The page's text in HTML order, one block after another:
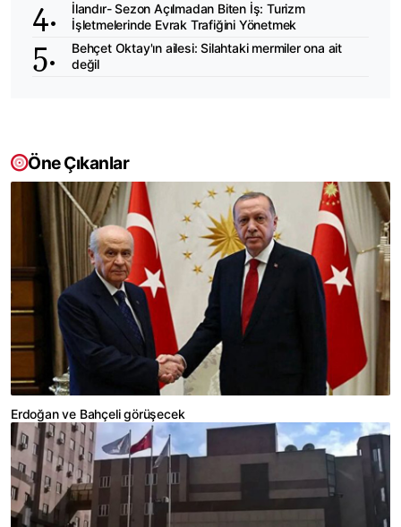
İlandır- Sezon Açılmadan Biten İş: Turizm
İşletmelerinde Evrak Trafiğini Yönetmek
Behçet Oktay'ın ailesi: Silahtaki mermiler ona ait
değil
Öne Çıkanlar
Erdoğan ve Bahçeli görüşecek